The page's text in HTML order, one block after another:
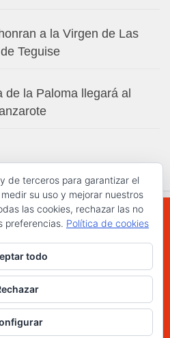
a la Virgen de Las
Teguise
la Paloma llegará al
© 2026. Todos los
reservados.
de terceros para garantizar el
su uso y mejorar nuestros
las cookies, rechazar las no
preferencias. Política de cookies
todo